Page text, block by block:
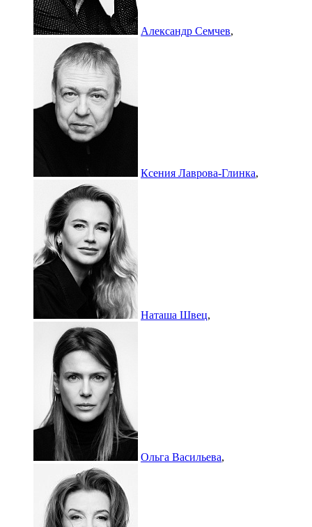
Александр Семчев,
Ксения Лаврова-Глинка,
Наташа Швец,
Ольга Васильева,